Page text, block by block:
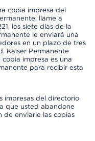
copia impresa del
llame a
los siete días de la
le enviará una
en un plazo de tres
Kaiser Permanente
impresa es una
para recibir esta
impresas del directorio
que usted abandone
de enviarle las copias